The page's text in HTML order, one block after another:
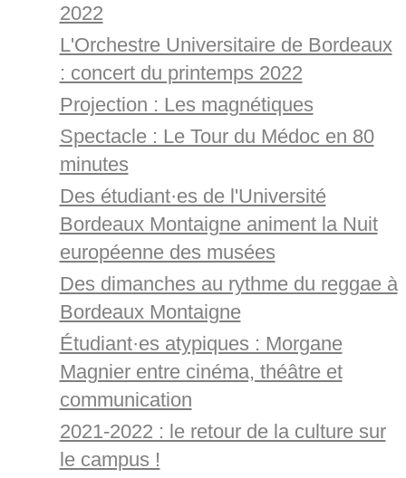
2022
L'Orchestre Universitaire de Bordeaux
: concert du printemps 2022
Projection : Les magnétiques
Spectacle : Le Tour du Médoc en 80
minutes
Des étudiant·es de l'Université
Bordeaux Montaigne animent la Nuit
européenne des musées
Des dimanches au rythme du reggae à
Bordeaux Montaigne
Étudiant·es atypiques : Morgane
Magnier entre cinéma, théâtre et
communication
2021-2022 : le retour de la culture sur
le campus !